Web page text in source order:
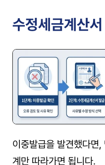
수정세금계산
이중발급을 발견했다면
계만 따라가면 됩니다.